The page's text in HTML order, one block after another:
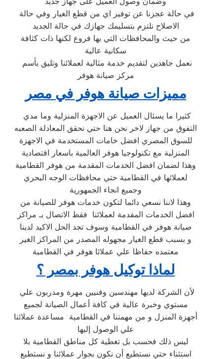
الاصلاح نلتزم بتسليمك جهازك في حالة الجديد
من حيث والمحافظات التي بها فروع لكنها ذات كثافة
سكانية عالية
مركز صيانة هوفر
مميزات صيانة هوفر في مصر
التفوق من جهاز لاخر نحن هنا حتي نحقق المعادلة الصعبه
للسوق المصري افضل خامات المستخدمة في الاجهزة
المنزلية مع تكنولوجيا هوفر العالمية باسعار اقتصادية
وهذا لضمان افضل الخدمات المقدمة من هوفر القطامية
لعملائها في القطامية حتي محافظات الوجه البحري
وجميع انجاء الجمهورية
وهذا لاننا نسعي دائما لتكون خدمات هوفر للصيانة من
افضل الخدمات المقدمة لعملائنا فقط الاتصال بـ مراكز
صيانة هوفر في القطامية وسوف تجد الحل الاكيد لدينا
و بسبب قطع الغيار مجهوله المصدر من المراكز الغير
معتمده حفاظا علي عملائا هوفر في القطامية
لماذا توكيل هوفر بمصر ؟
مستوي وخبرة عالية في كافة أعمال الصيانة لجميع
أجهزة المنزل و من مهمتنا في القطامية مساعدة عملائنا
علي الوصول إليها
ليس ذلك فحسب بل تغطية كل مناطق القطامية بلا
استثناء حتي نستطيع أن نكون بجوار عملائنا و نستطيع